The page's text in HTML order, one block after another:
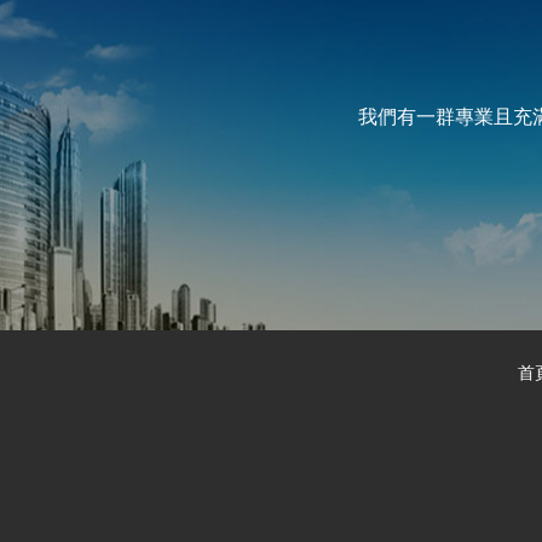
我們有一群專業且充
首